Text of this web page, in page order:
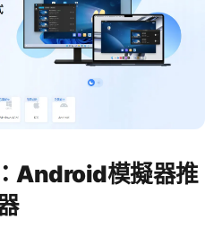
Android模擬器推